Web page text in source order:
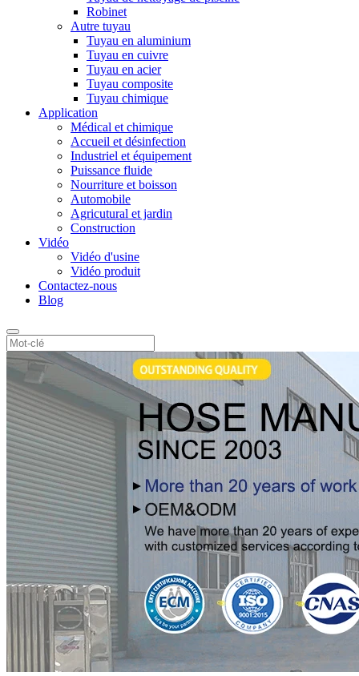
Robinet
Autre tuyau
Tuyau en aluminium
Tuyau en cuivre
Tuyau en acier
Tuyau composite
Tuyau chimique
Application
Médical et chimique
Accueil et désinfection
Industriel et équipement
Puissance fluide
Nourriture et boisson
Automobile
Agricutural et jardin
Construction
Vidéo
Vidéo d'usine
Vidéo produit
Contactez-nous
Blog